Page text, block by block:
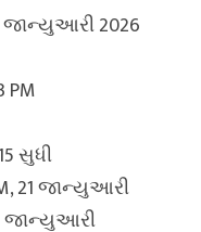
2026
PM
સુધી
21 જાન્યુઆરી
જાન્યુઆરી